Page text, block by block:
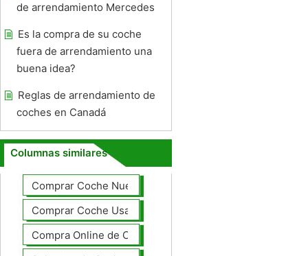
de arrendamiento Mercedes
Es la compra de su coche
fuera de arrendamiento una
buena idea?
Reglas de arrendamiento de
coches en Canadá
Columnas similares
Comprar Coche Nuevo
Comprar Coche Usado
Compra Online de Coches